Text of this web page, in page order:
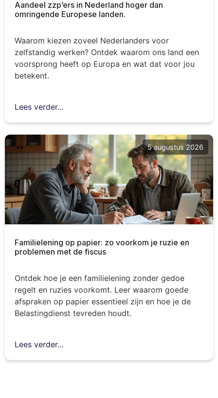
Aandeel zzp’ers in Nederland hoger dan
omringende Europese landen.
Waarom kiezen zoveel Nederlanders voor
zelfstandig werken? Ontdek waarom ons land een
voorsprong heeft op Europa en wat dat voor jou
betekent.
Lees verder...
5 augustus 2026
Familielening op papier: zo voorkom je ruzie en
problemen met de fiscus
Ontdek hoe je een familielening zonder gedoe
regelt en ruzies voorkomt. Leer waarom goede
afspraken op papier essentieel zijn en hoe je de
Belastingdienst tevreden houdt.
Lees verder...